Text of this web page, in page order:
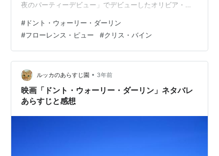
夜のパーティーデビュー」でデビューしたオリビア・ワ
マイライフ／わたしの若草物語」のフローレンス・ピュ
ー、「ダンケルク」で俳優デビューしたハリー・スタイ
ルズが務めた。共演は「アンストッパブル」「エージェ
ント：ライアン」のクリス・パイン「エターナルズ」の
ジェンマ・チャンなど。 フローレンス・ビューという女
優は、20代後…
# ドント・ウォーリー・ダーリン
#フローレンス・ピュー #クリス・バイン
ルッカのあらすじ園 • 3年前
映画「ドント・ウォーリー・ダーリン」ネタバレ
あらすじと感想